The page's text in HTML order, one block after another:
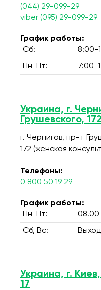
(044) 29-099-29
viber (095) 29-099-29
График работы:
Сб:
8:00-
Пн-Пт: 7:00-
Украина, г.
Грушевского, 172
г. Чернигов, пр-т
172 (женская
Телефоны:
0 800 50 19 29
График работы:
Пн-Пт:
Сб, Вс:
Украина, г.
17